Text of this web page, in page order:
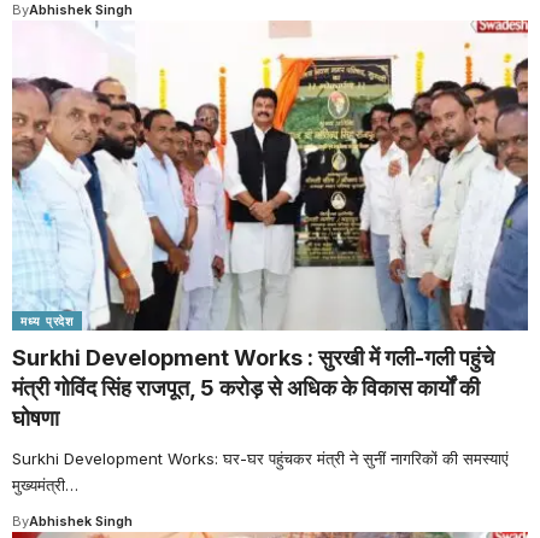
ByAbhishek Singh
मध्य प्रदेश
Surkhi Development Works : सुरखी में गली-गली पहुंचे
मंत्री गोविंद सिंह राजपूत, 5 करोड़ से अधिक के विकास कार्यों की
घोषणा
Surkhi Development Works: घर-घर पहुंचकर मंत्री ने सुनीं नागरिकों की समस्याएं
मुख्यमंत्री…
ByAbhishek Singh